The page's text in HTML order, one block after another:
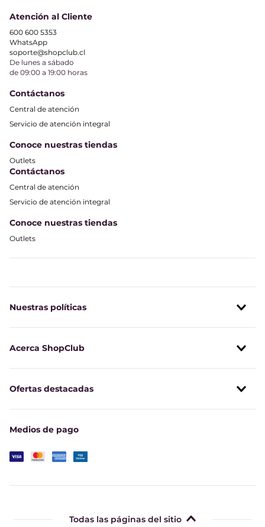
Atención al Cliente
600 600 5353
WhatsApp
soporte@shopclub.cl
De lunes a sábado
de 09:00 a 19:00 horas
Contáctanos
Central de atención
Servicio de atención integral
Conoce nuestras tiendas
Outlets
Contáctanos
Central de atención
Servicio de atención integral
Conoce nuestras tiendas
Outlets
Nuestras políticas
Acerca ShopClub
Ofertas destacadas
Medios de pago
Todas las páginas del sitio